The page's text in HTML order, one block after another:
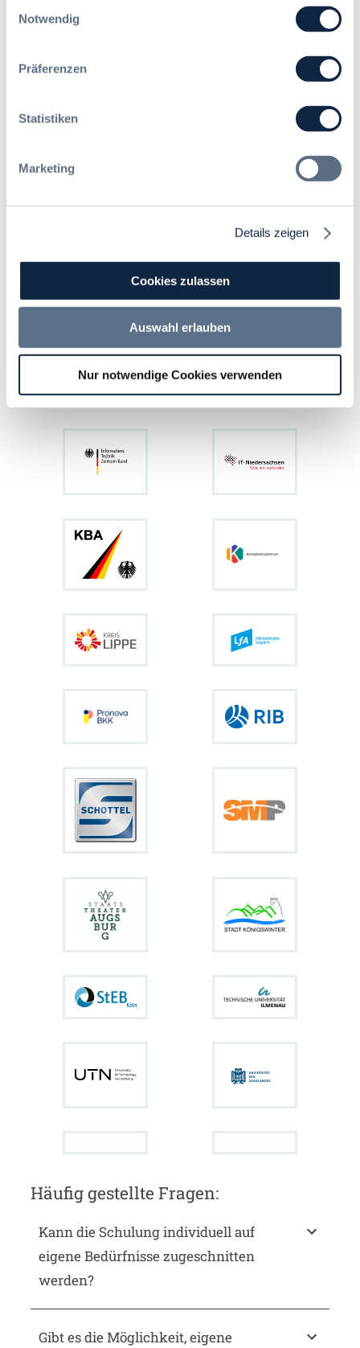
Notwendig
Präferenzen
Statistiken
Marketing
Details zeigen
Cookies zulassen
Auswahl erlauben
Nur notwendige Cookies verwenden
Häufig gestellte Fragen:
Kann die Schulung individuell auf
eigene Bedürfnisse zugeschnitten
werden?
Gibt es die Möglichkeit, eigene